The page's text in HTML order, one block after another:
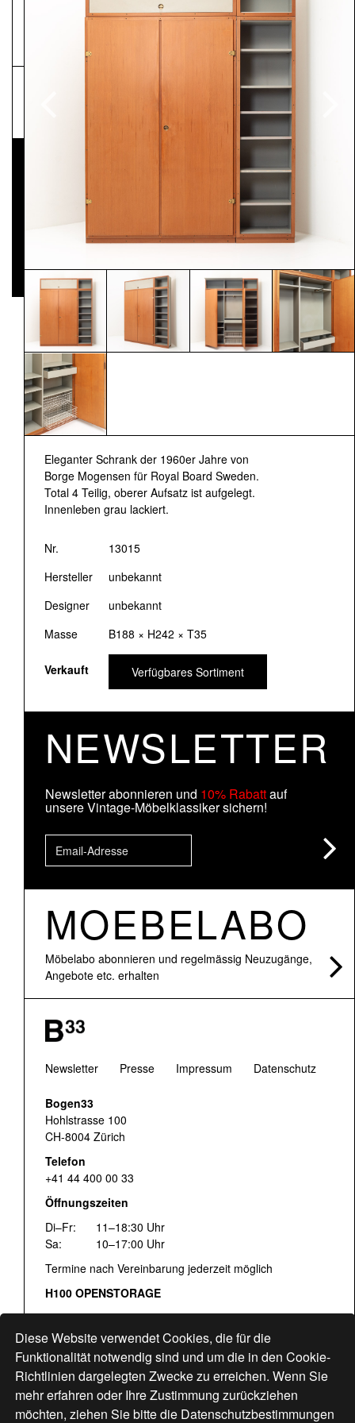
Diese Website verwendet Cookies, die für die
Funktionalität notwendig sind und um die in den Cookie-
Richtlinien dargelegten Zwecke zu erreichen. Wenn Sie
mehr erfahren oder Ihre Zustimmung zurückziehen
möchten, ziehen Sie bitte die Datenschutzbestimmungen
Eleganter Schrank der 1960er Jahre von
Borge Mogensen für Royal Board Sweden.
Total 4 Teilig, oberer Aufsatz ist aufgelegt.
Innenleben grau lackiert.
Nr.
13015
Hersteller
unbekannt
Designer
unbekannt
Masse
B188 × H242 × T35
Verkauft Verfügbares Sortiment
NEWSLETTER
Newsletter abonnieren und 10% Rabattauf
unsere Vintage-Möbelklassiker sichern!
MOEBELABO
Möbelabo abonnieren und regelmässig Neuzugänge,
Angebote etc. erhalten
Newsletter Presse Impressum Datenschutz
Bogen33
Hohlstrasse 100
CH-8004 Zürich
Telefon
+41 44 400 00 33
Öffnungszeiten
Di–Fr:
11–18:30 Uhr
Sa:
10–17:00 Uhr
Termine nach Vereinbarung jederzeit möglich
H100 OPENSTORAGE
Fr:
16:00–18:30 Uhr
Sa: 12:00–17:00 Uhr
Hohlstrasse 122
www.bogen33.ch
Pressematerial